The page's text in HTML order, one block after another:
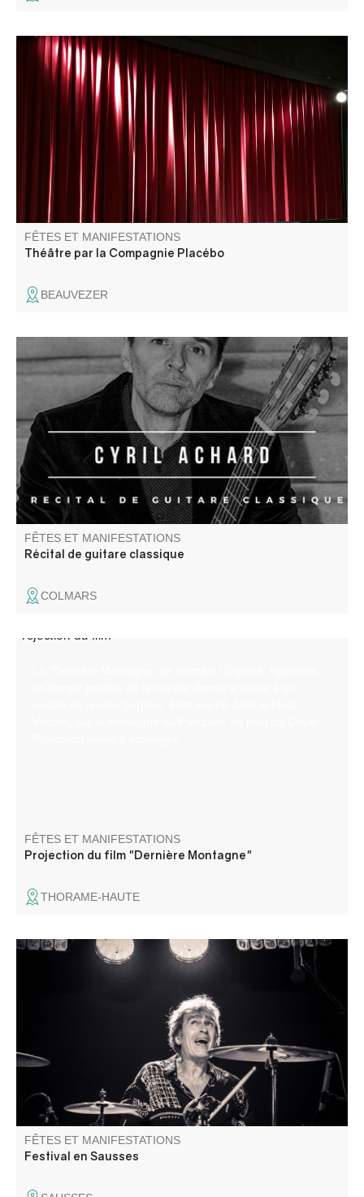
La Compagnie Placebo présente "Une heure et demie de
retard".
FÊTES ET MANIFESTATIONS
Théâtre par la Compagnie Placébo
BEAUVEZER
Cyril Achard interprète des pièces pour luth par Jean-
Sébastien Bach, adaptation pour guitare.
FÊTES ET MANIFESTATIONS
Récital de guitare classique
COLMARS
FÊTES ET MANIFESTATIONS
Projection du film "Dernière Montagne"
THORAME-HAUTE
Du tango argentin on passe au blues, du classique au
qualité et en rencontres humaines. Des artistes
internationaux, nationaux ou locaux disponibles pour des
moments de partage inoubliables.
FÊTES ET MANIFESTATIONS
Festival en Sausses